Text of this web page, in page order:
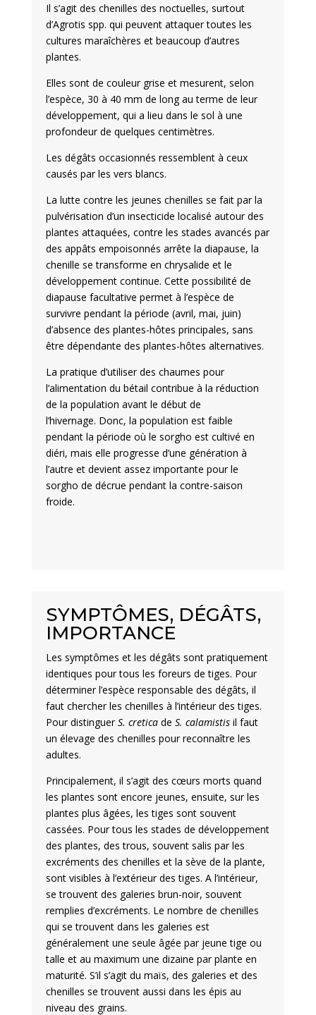
Il s’agit des chenilles des noctuelles, surtout
d’Agrotis spp. qui peuvent attaquer toutes les
cultures maraîchères et beaucoup d’autres
plantes.
Elles sont de couleur grise et mesurent, selon
l’espèce, 30 à 40 mm de long au terme de leur
développement, qui a lieu dans le sol à une
profondeur de quelques centimètres.
Les dégâts occasionnés ressemblent à ceux
causés par les vers blancs.
La lutte contre les jeunes chenilles se fait par la
pulvérisation d’un insecticide localisé autour des
plantes attaquées, contre les stades avancés par
des appâts empoisonnés arrête la diapause, la
chenille se transforme en chrysalide et le
développement continue. Cette possibilité de
diapause facultative permet à l’espèce de
survivre pendant la période (avril, mai, juin)
d’absence des plantes-hôtes principales, sans
être dépendante des plantes-hôtes alternatives.
La pratique d’utiliser des chaumes pour
l’alimentation du bétail contribue à la réduction
de la population avant le début de
l’hivernage. Donc, la population est faible
pendant la période où le sorgho est cultivé en
diéri, mais elle progresse d’une génération à
l’autre et devient assez importante pour le
sorgho de décrue pendant la contre-saison
froide.
SYMPTÔMES, DÉGÂTS,
IMPORTANCE
Les symptômes et les dégâts sont pratiquement
identiques pour tous les foreurs de tiges. Pour
déterminer l’espèce responsable des dégâts, il
faut chercher les chenilles à l’intérieur des tiges.
Pour distinguerS. creticade S. calamistisil faut
un élevage des chenilles pour reconnaître les
adultes.
Principalement, il s’agit des cœurs morts quand
les plantes sont encore jeunes, ensuite, sur les
plantes plus âgées, les tiges sont souvent
cassées. Pour tous les stades de développement
des plantes, des trous, souvent salis par les
excréments des chenilles et la sève de la plante,
sont visibles à l’extérieur des tiges. A l’intérieur,
se trouvent des galeries brun-noir, souvent
remplies d’excréments. Le nombre de chenilles
qui se trouvent dans les galeries est
généralement une seule âgée par jeune tige ou
talle et au maximum une dizaine par plante en
maturité. S’il s’agit du maïs, des galeries et des
chenilles se trouvent aussi dans les épis au
niveau des grains.